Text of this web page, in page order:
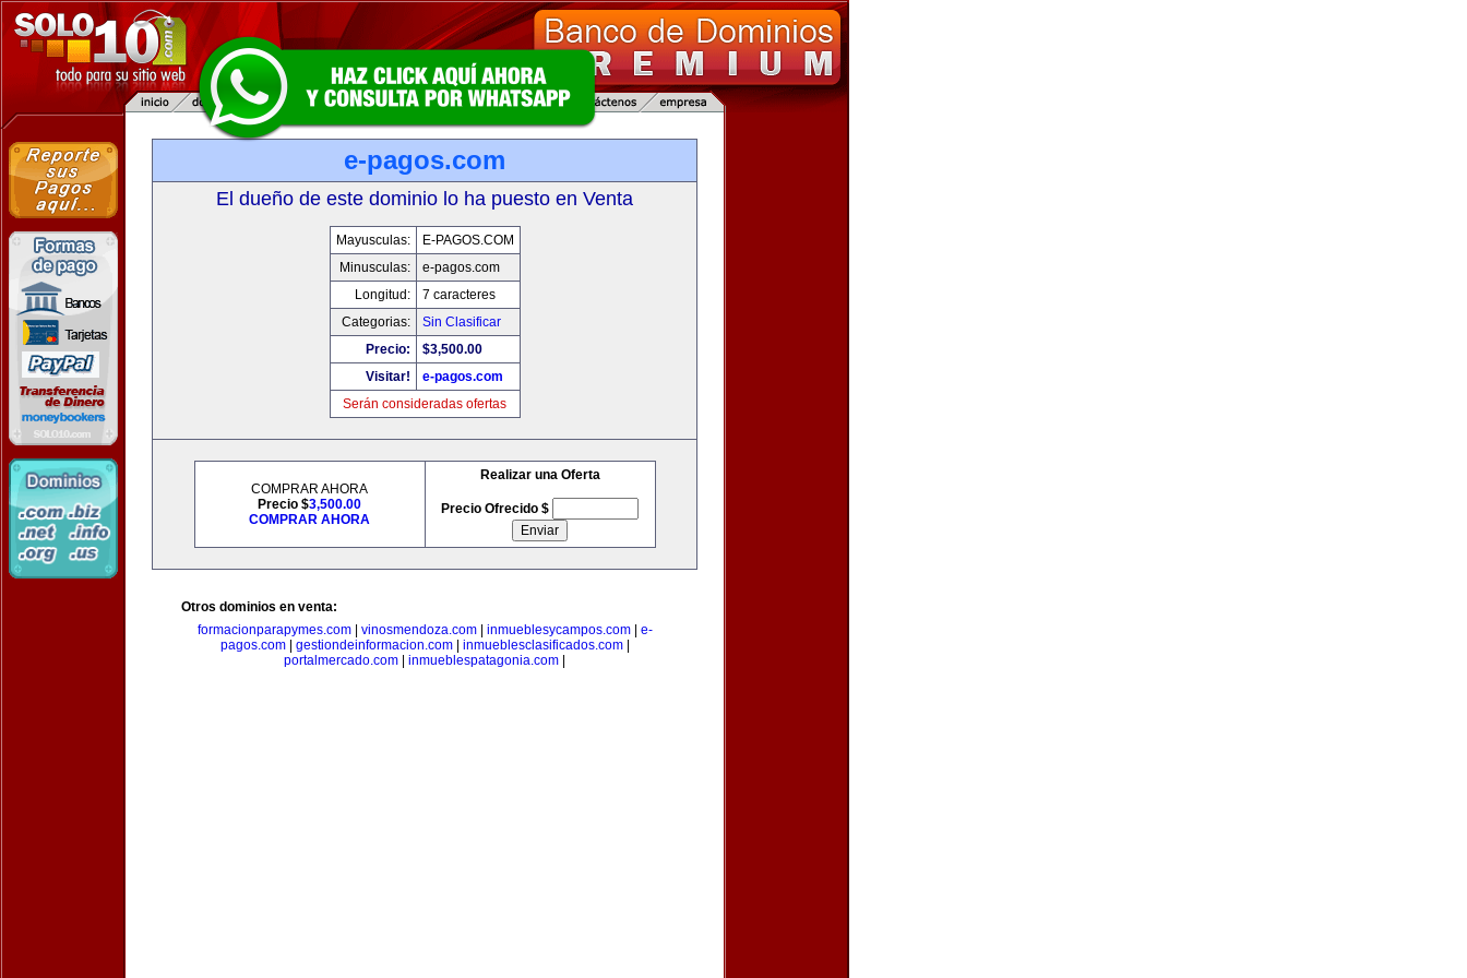
e-pagos.com
El dueño de este dominio lo ha puesto en Venta
Mayusculas:
E-PAGOS.COM
Minusculas:
e-pagos.com
Longitud:
7 caracteres
Categorias:
Sin Clasificar
Precio:
$3,500.00
Visitar!
e-pagos.com
Serán consideradas ofertas
COMPRAR AHORA
Precio $3,500.00
COMPRAR AHORA
Realizar una Oferta
Precio Ofrecido $
Otros dominios en venta:
formacionparapymes.com| vinosmendoza.com| inmueblesycampos.com| e-
pagos.com| gestiondeinformacion.com| inmueblesclasificados.com|
portalmercado.com
inmueblespatagonia.com